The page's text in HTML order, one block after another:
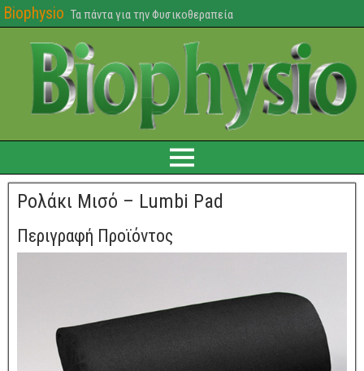
Biophysio Τα πάντα για την Φυσικοθεραπεία
Ρολάκι Μισό – Lumbi Pad
Περιγραφή Προϊόντος